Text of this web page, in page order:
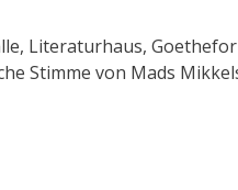
Literaturhaus,
Stimme von Mads